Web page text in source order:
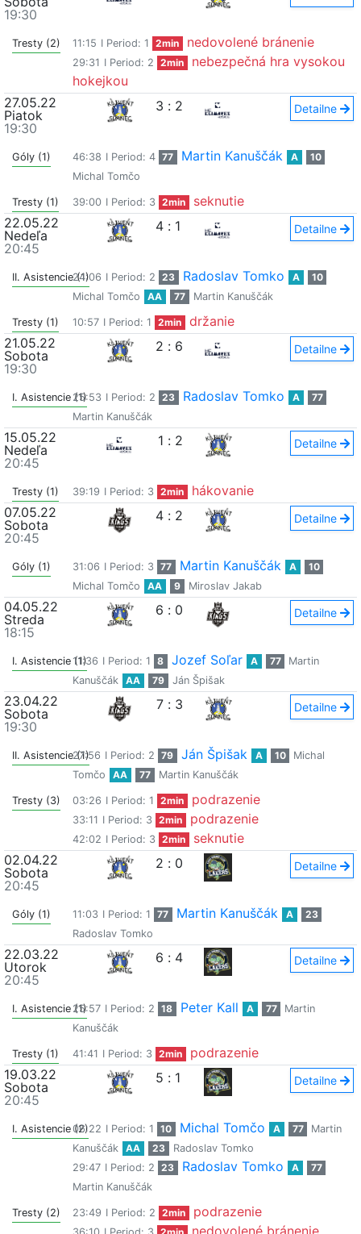
19:30
Tresty (2) 11:15 I Period: 1 2min nedovolené bránenie
29:31 I Period: 2 2min
nebezpečná hra vysokou
hokejkou
27.05.22
Piatok
19:30
3 : 2 Detailne
Góly (1) 46:38 I Period: 4 77 Martin Kanuščák A
10
Michal Tomčo
Tresty (1) 39:00 I Period: 3 2min
seknutie
22.05.22
Nedeľa
20:45
4 : 1 Detailne
II. Asistencie (1)
24:06 I Period: 2 23 Radoslav Tomko A
10
Michal Tomčo
AA 77 Martin Kanuščák
Tresty (1) 10:57 I Period: 1 2min
držanie
21.05.22
Sobota
19:30
2 : 6 Detailne
I. Asistencie (1)25:53 I Period: 2 23 Radoslav Tomko A
77
Martin Kanuščák
15.05.22
Nedeľa
20:45
1 : 2 Detailne
Tresty (1) 39:19 I Period: 3 2min
hákovanie
07.05.22
Sobota
20:45
4 : 2 Detailne
Góly (1) 31:06 I Period: 3 77 Martin Kanuščák A
10
Michal Tomčo
AA 9 Miroslav Jakab
04.05.22
Streda
18:15
6 : 0 Detailne
I. Asistencie (1)
11:36 I Period: 1 8 Jozef Soľar A 77
Martin
Kanuščák
AA 79 Ján Špišak
23.04.22
Sobota
19:30
7 : 3 Detailne
II. Asistencie (1)
27:56 I Period: 2 79 Ján Špišak A 10
Michal
Tomčo
AA 77 Martin Kanuščák
Tresty (3) 03:26 I Period: 1 2min podrazenie
33:11 I Period: 3 2min podrazenie
42:02 I Period: 3 2min
seknutie
02.04.22
Sobota
20:45
2 : 0 Detailne
Góly (1) 11:03 I Period: 1 77 Martin Kanuščák A
23
Radoslav Tomko
22.03.22
Utorok
20:45
6 : 4 Detailne
I. Asistencie (1)25:57 I Period: 2 18 Peter Kall A 77
Martin
Kanuščák
Tresty (1) 41:41 I Period: 3 2min
podrazenie
19.03.22
Sobota
20:45
5 : 1 Detailne
I. Asistencie (2)06:22 I Period: 1 10 Michal Tomčo A 77
Martin
Kanuščák
AA 23
Radoslav Tomko
29:47 I Period: 2 23 Radoslav Tomko A
77
Martin Kanuščák
Tresty (2) 23:49 I Period: 2 2min podrazenie
nedovolené bránenie